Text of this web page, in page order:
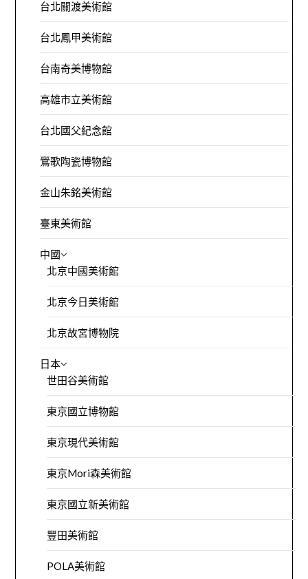
台北關渡美術館
台北鳳甲美術館
台南奇美博物館
高雄市立美術館
台北國父紀念館
鶯歌陶瓷博物館
金山朱銘美術館
臺東美術館
中國
北京中國美術館
北京今日美術館
北京故宮博物院
日本
世田谷美術館
東京國立博物館
東京現代美術館
東京Mori森美術館
東京國立新美術館
豐田美術館
POLA美術館